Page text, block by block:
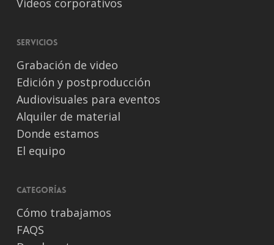
Vídeos corporativos
Servicios
Grabación de video
Edición y postproducción
Audiovisuales para eventos
Alquiler de material
Donde estamos
El equipo
Categorías
Cómo trabajamos
FAQS